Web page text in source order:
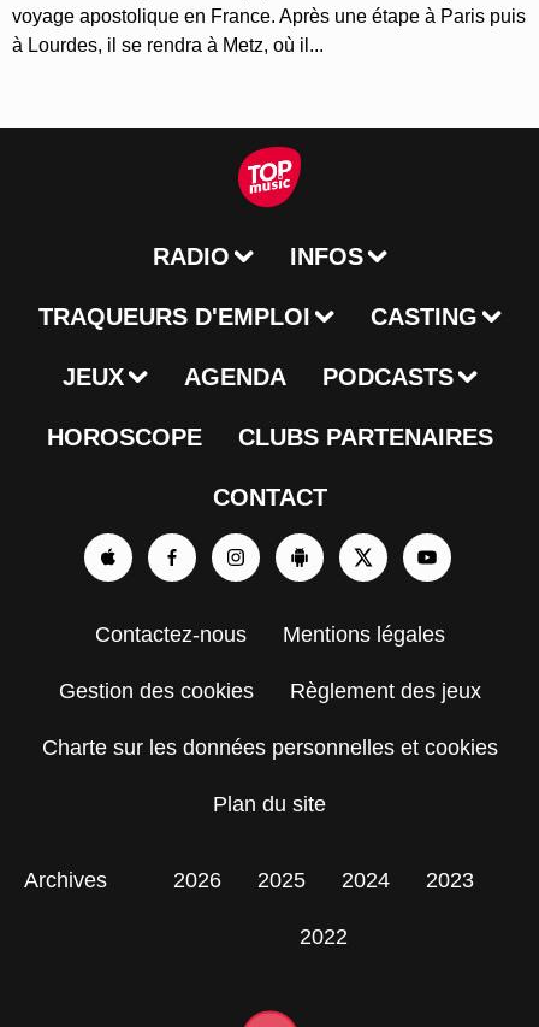
voyage apostolique en France. Après une étape à Paris puis
à Lourdes, il se rendra à Metz, où il...
RADIO INFOS
TRAQUEURS D'EMPLOI CASTING
JEUX AGENDA PODCASTS
HOROSCOPE CLUBS PARTENAIRES
CONTACT
Contactez-nous Mentions légales
Gestion des cookies Règlement des jeux
Charte sur les données personnelles et cookies
Plan du site
Archives 2026 2025 2024 2023
2022